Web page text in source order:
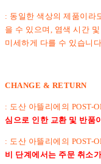
: 동일한 색상의 제품이라
을 수 있으며, 염색 시간
미세하게 다를 수 있습니다.
CHANGE & RETURN
: 도산 아뜰리에의 POST-
심으로 인한 교환 및 반품
: 도산 아뜰리에의 POST-
비 단계에서는 주문 취소